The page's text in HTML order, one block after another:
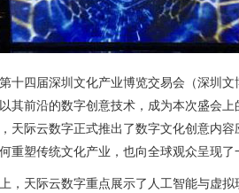
十四届深圳文化产业博览交易会（深圳
其前沿的数字创意技术，成为本次盛会
天际云数字正式推出了数字文化创意内
重塑传统文化产业，也向全球观众呈现
，天际云数字重点展示了人工智能与虚